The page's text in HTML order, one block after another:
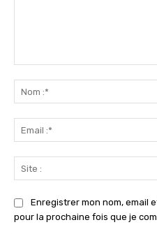
Enregistrer mon nom, email
pour la prochaine fois que je